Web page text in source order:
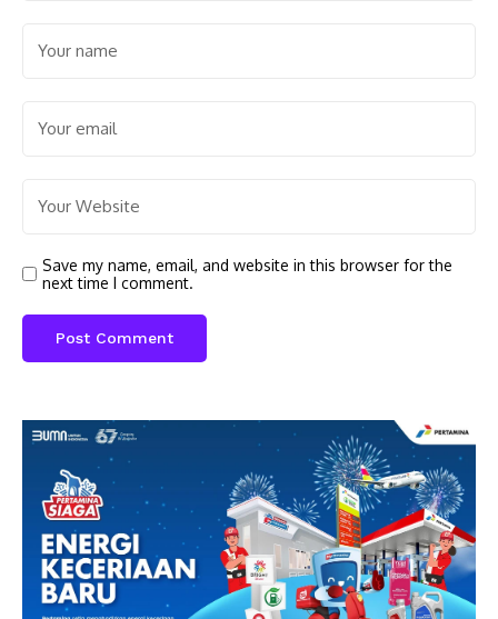
Save my name, email, and website in this browser for the
next time I comment.